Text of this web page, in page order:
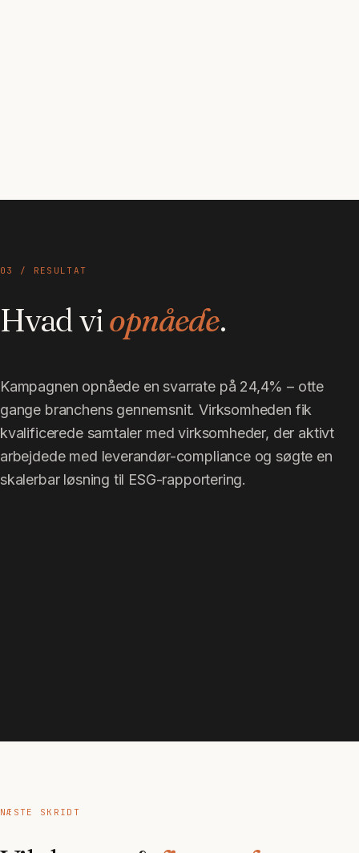
03 / RESULTAT
Hvad viopnåede.
Kampagnen opnåede en svarrate på 24,4% – otte
gange branchens gennemsnit. Virksomheden fik
kvalificerede samtaler med virksomheder, der aktivt
arbejdede med leverandør-compliance og søgte en
skalerbar løsning til ESG-rapportering.
NÆSTE SKRIDT